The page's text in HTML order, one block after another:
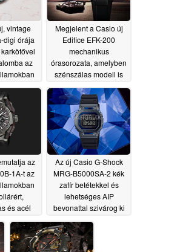
vintage
digi órája
az
Megjelent a Casio új
Edifice EFK-200
mechanikus
órasorozata, amelyben
szénszálas modell is
06/12/2026
az
1A-t az
és acél
06/10/2026
Az új Casio G-Shock
MRG-B5000SA-2 kék
zafír betétekkel és
lehetséges AIP
bevonattal szivárog ki
06/09/2026